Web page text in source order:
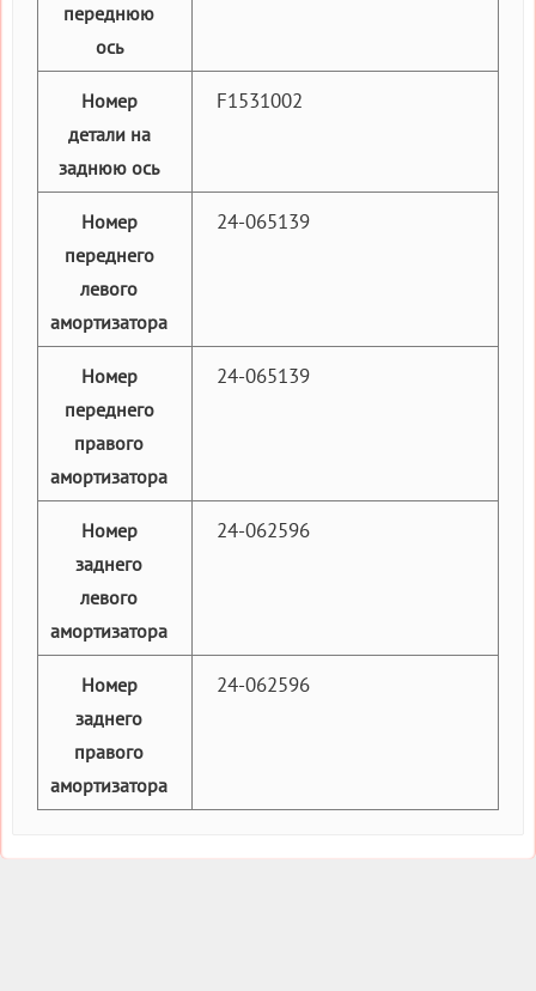
переднюю
ось
Номер
детали на
заднюю ось
F1531002
Номер
переднего
левого
амортизатора
24-065139
Номер
переднего
правого
амортизатора
24-065139
Номер
заднего
левого
амортизатора
24-062596
Номер
заднего
правого
амортизатора
24-062596